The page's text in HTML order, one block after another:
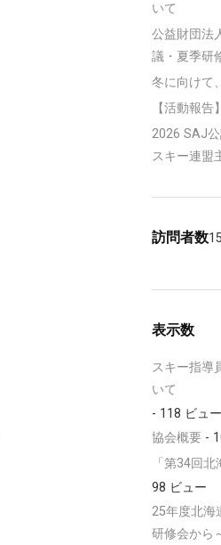
いて
公益財団法
議・夏季研
冬に向けて
【活動報
2026 SAJ
スキー連盟
訪問者数
表示数
スキー指導
いて
- 118 ビュー
協会概要 -
「第34回
98 ビュー
25年度北海
研修会から